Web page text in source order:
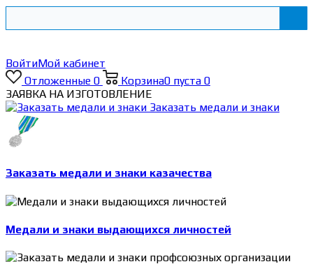
ВойтиМой кабинет
Отложенные 0 Корзина0 пуста 0
ЗАЯВКА НА ИЗГОТОВЛЕНИЕ
Заказать медали и знаки
Заказать медали и знаки казачества
Медали и знаки выдающихся личностей